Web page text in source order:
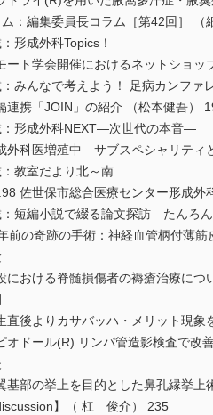
ム：編集委員長コラム［第42回］
形成外科Topics！
ト学会開催におけるネットショッ
みんなで考えよう！ 足病カンファ
携「JOIN」の紹介 （松本健吾）
：形成外科NEXT―次世代の本音―
外科医増殖中―サブスペシャリテ
教室だより北～南
佐世保市総合医療センター形成外
：短編小説で綴る論文探訪 たんろ
前の奇跡の手術：神経血管柄付薄筋
における脊髄損傷者の褥瘡治療に
後よりカサバッハ・メリット現象
ドール(R) リンパ管造影検査で改
基部の挙上を目的とした鼻孔縁挙
】（ 杠 俊介） 235